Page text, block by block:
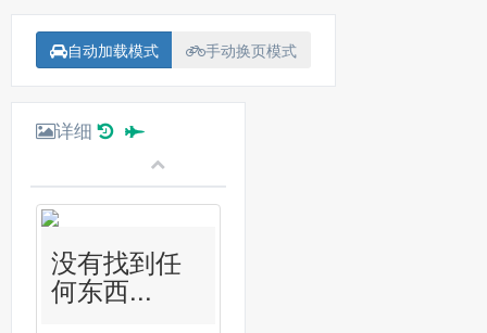
自动加载模式 手动换页模式
详细
没有找到任
何东西...